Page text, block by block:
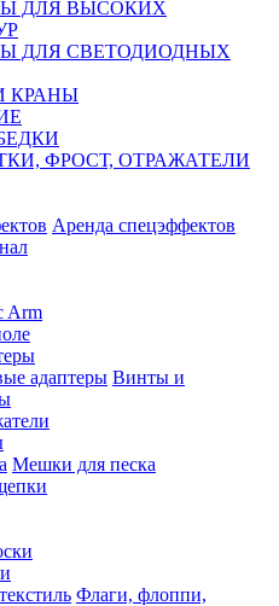
ДЛЯ ВЫСОКИХ
ДЛЯ СВЕТОДИОДНЫХ
КРАНЫ
ФРОСТ, ОТРАЖАТЕЛИ
Аренда спецэффектов
Arm
Винты и
Мешки для песка
Флаги, флоппи,